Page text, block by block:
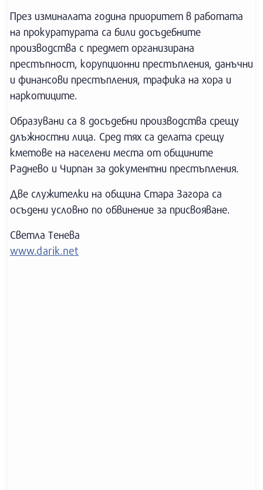
През изминалата година приоритет в работата
на прокуратурата са били досъдебните
производства с предмет организирана
престъпност, корупционни престъпления, данъчни
и финансови престъпления, трафика на хора и
наркотиците.
Образувани са 8 досъдебни производства срещу
длъжностни лица. Сред тях са делата срещу
кметове на населени места от общините
Раднево и Чирпан за документни престъпления.
Две служителки на община Стара Загора са
осъдени условно по обвинение за присвояване.
Светла Тенева
www.darik.net